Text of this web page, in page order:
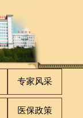
专家风采
医保政策